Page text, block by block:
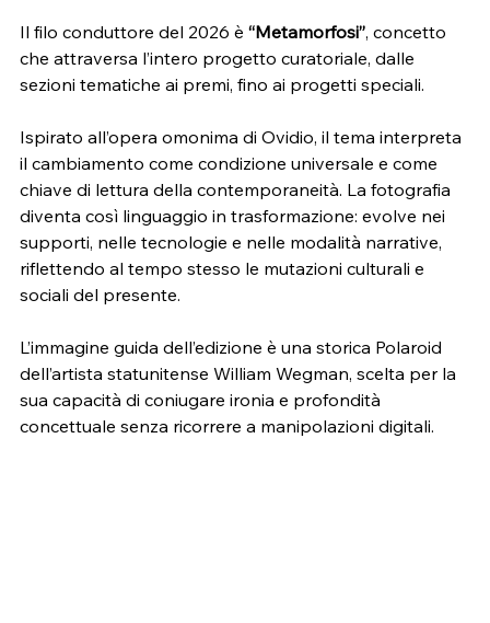
Il filo conduttore del 2026 è “Metamorfosi”, concetto
che attraversa l’intero progetto curatoriale, dalle
sezioni tematiche ai premi, fino ai progetti speciali.
Ispirato all’opera omonima di Ovidio, il tema interpreta
il cambiamento come condizione universale e come
chiave di lettura della contemporaneità. La fotografia
diventa così linguaggio in trasformazione: evolve nei
supporti, nelle tecnologie e nelle modalità narrative,
riflettendo al tempo stesso le mutazioni culturali e
sociali del presente.
L’immagine guida dell’edizione è una storica Polaroid
dell’artista statunitense William Wegman, scelta per la
sua capacità di coniugare ironia e profondità
concettuale senza ricorrere a manipolazioni digitali.